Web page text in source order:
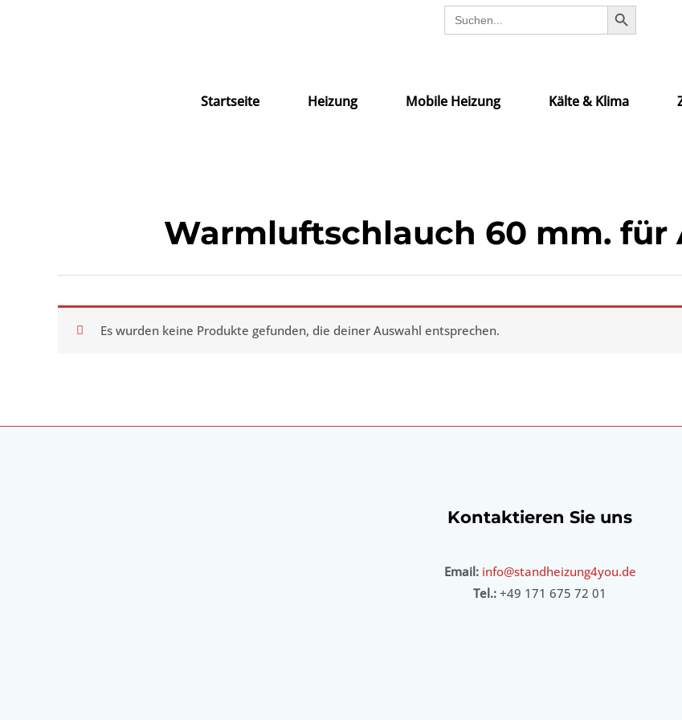
Search
for:
SEARCH BUTTON
Startseite Heizung Mobile Heizung Kälte & Klima
Warmluftschlauch 60 mm. für
Es wurden keine Produkte gefunden, die deiner Auswahl entsprechen.
Kontaktieren Sie uns
Email: info@standheizung4you.de
Tel.: +49 171 675 72 01